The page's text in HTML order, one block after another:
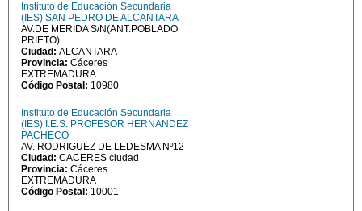
Instituto de Educación Secundaria
(IES) SAN PEDRO DE ALCANTARA
AV.DE MERIDA S/N(ANT.POBLADO
PRIETO)
Ciudad: ALCANTARA
Provincia: Cáceres
EXTREMADURA
Código Postal: 10980
Instituto de Educación Secundaria
(IES) I.E.S. PROFESOR HERNANDEZ
PACHECO
AV. RODRIGUEZ DE LEDESMA Nº12
Ciudad: CACERES ciudad
Provincia: Cáceres
EXTREMADURA
Código Postal: 10001